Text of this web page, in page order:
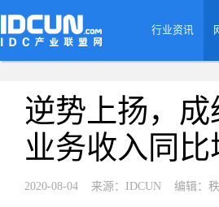
行业资讯
逆势上扬，
业务收入同比
2020-08-04 来源：IDCUN 编辑：